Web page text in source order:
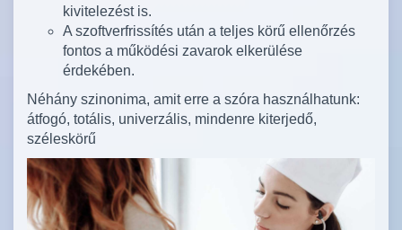
kivitelezést is.
A szoftverfrissítés után a teljes körű ellenőrzés
fontos a működési zavarok elkerülése
érdekében.
Néhány szinonima, amit erre a szóra használhatunk:
átfogó, totális, univerzális, mindenre kiterjedő,
széleskörű